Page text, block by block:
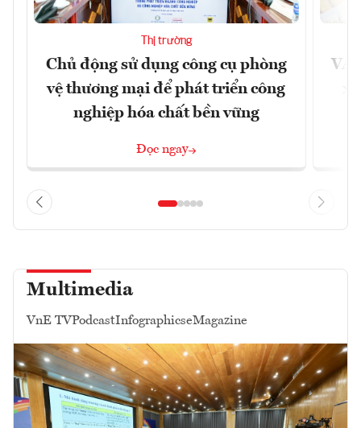
Thị trường
Chủ động sử dụng công cụ phòng
vệ thương mại để phát triển công
nghiệp hóa chất bền vững
Đọc ngay
Multimedia
VnE TVPodcastInfographicseMagazine